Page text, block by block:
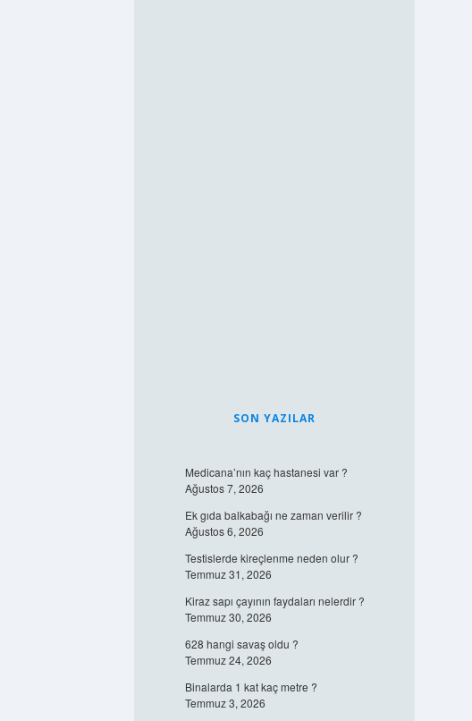
SON YAZILAR
Medicana’nın kaç hastanesi var ?
Ağustos 7, 2026
Ek gıda balkabağı ne zaman verilir ?
Ağustos 6, 2026
Testislerde kireçlenme neden olur ?
Temmuz 31, 2026
Kiraz sapı çayının faydaları nelerdir ?
Temmuz 30, 2026
628 hangi savaş oldu ?
Temmuz 24, 2026
Binalarda 1 kat kaç metre ?
Temmuz 3, 2026